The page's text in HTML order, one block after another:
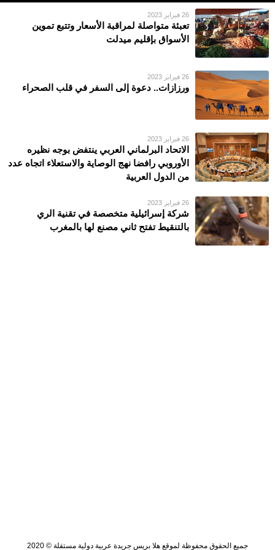
26 فبراير 2023
تعبئة متواصلة لمراقبة الأسعار وتتبع تموين
الأسواق بإقليم ميدلت
26 فبراير 2023
ورزازات.. دعوة إلى السفر في قلب الصحراء
26 فبراير 2023
الاتحاد البرلماني العربي ينتفض بوجه نظيره
الأوروبي رافضا نهج الوصاية والاستعلاء اتجاه عدد
من الدول العربية
26 فبراير 2023
شركة إسرائيلية متخصصة في تقنية الري
بالتنقيط تفتح ثاني مصنع لها بالمغرب
جميع الحقوق محفوظة لموقع هلا بريس جريدة عربية دولية مستقلة © 2020